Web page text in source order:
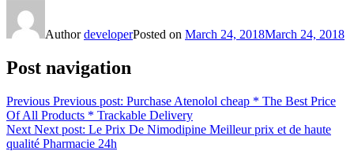
AuthordeveloperPosted on March 24, 2018March 24, 2018
Post navigation
Previous Previous post: Purchase Atenolol cheap * The Best Price
Of All Products * Trackable Delivery
Next Next post: Le Prix De Nimodipine Meilleur prix et de haute
qualité Pharmacie 24h